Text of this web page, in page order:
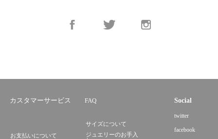
カスタマーサービス FAQ
お支払いについて
サイズについて
ジュエリーのお手入
Social
twitter
facebook